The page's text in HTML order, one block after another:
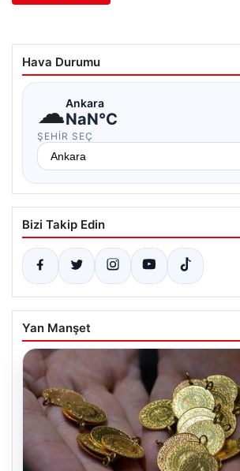
Hava Durumu
☁Ankara
NaN°C
ŞEHIR SEÇ
Bizi Takip Edin
Yan Manşet